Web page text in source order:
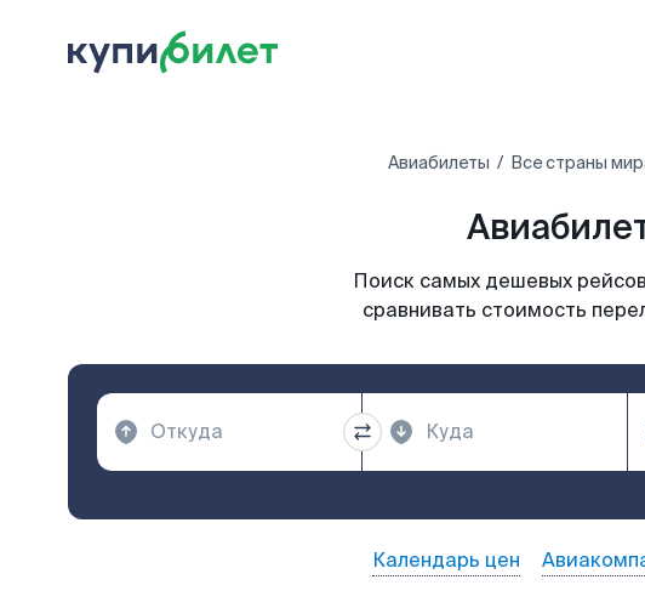
Авиабилеты Все страны
Поиск самых дешевых
сравнивать стоимость
Календарь цен